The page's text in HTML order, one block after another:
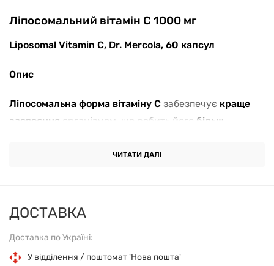
ДОСТАВКА
Доставка по Україні:
У відділення / поштомат 'Нова пошта'
Ліпосомальний вітамін C 1000 мг
Liposomal Vitamin C, Dr. Mercola, 60 капсул
Опис
Ліпосомальна форма вітаміну C забезпечує краще
засвоєння організмом, що робить його більш
✔Підтримати серцево-судинне здоров'я
✔Захистити клітини від оксидативного стресу
✔Сприяти синтезу колагенудля здоров'я шкіри,
ЧИТАТИ ДАЛІ